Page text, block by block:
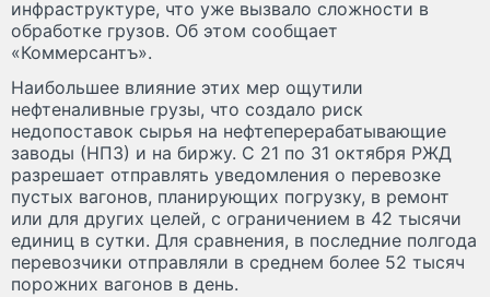
инфраструктуре, что уже вызвало сложности в
обработке грузов. Об этом сообщает
«Коммерсантъ».
Наибольшее влияние этих мер ощутили
нефтеналивные грузы, что создало риск
недопоставок сырья на нефтеперерабатывающие
заводы (НПЗ) и на биржу. С 21 по 31 октября РЖД
разрешает отправлять уведомления о перевозке
пустых вагонов, планирующих погрузку, в ремонт
или для других целей, с ограничением в 42 тысячи
единиц в сутки. Для сравнения, в последние полгода
перевозчики отправляли в среднем более 52 тысяч
порожних вагонов в день.